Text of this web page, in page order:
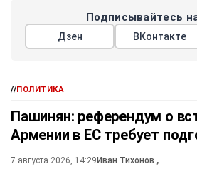
Подписывайтесь
Дзен ВКонтакте
//ПОЛИТИКА
Пашинян: референдум о
Армении в ЕС требует
7 августа 2026, 14:29Иван Тихонов ,